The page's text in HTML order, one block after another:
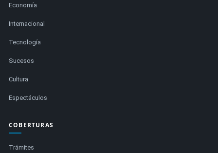
Economía
Internacional
Tecnología
Sucesos
Cultura
Espectáculos
COBERTURAS
Trámites